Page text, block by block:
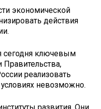
экономической
действия
сегодня ключевым
Правительства,
реализовать
невозможно.